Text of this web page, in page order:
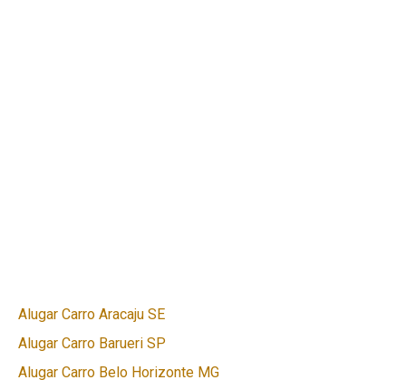
Alugar Carro Aracaju SE
Alugar Carro Barueri SP
Alugar Carro Belo Horizonte MG